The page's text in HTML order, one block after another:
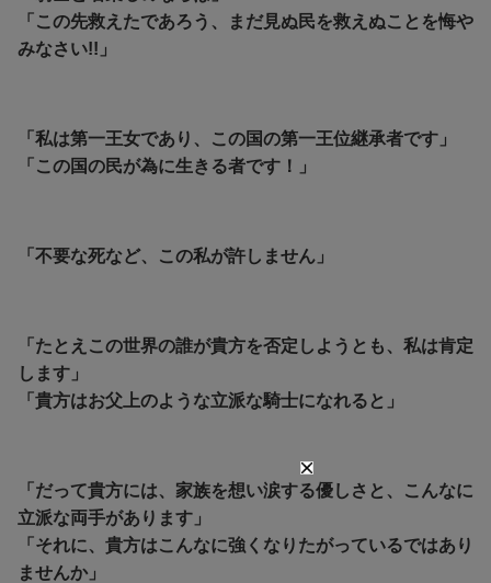
「この先救えたであろう、まだ見ぬ民を救えぬことを悔や
みなさい!!」
「私は第一王女であり、この国の第一王位継承者です」
「この国の民が為に生きる者です！」
「不要な死など、この私が許しません」
「たとえこの世界の誰が貴方を否定しようとも、私は肯定
します」
「貴方はお父上のような立派な騎士になれると」
「だって貴方には、家族を想い涙する優しさと、こんなに
立派な両手があります」
「それに、貴方はこんなに強くなりたがっているではあり
ませんか」